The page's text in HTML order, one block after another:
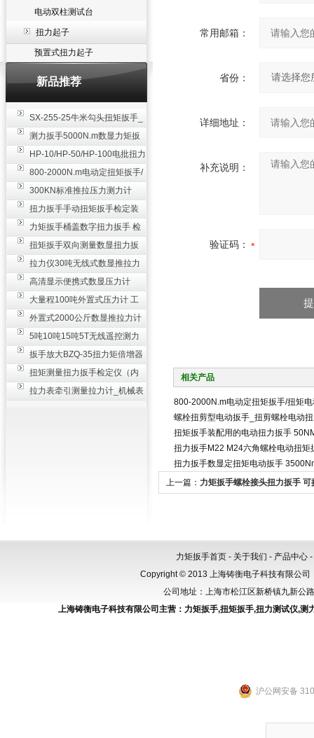
电动双柱测试台
扭力起子
预置式扭力起子
新品推荐
SX-255-25牛米勾头扭矩扳手_
螺栓紧固扭力扳手
测力扳手5000N.m数显力矩扳
手 非标扭力扳手工业级
HP-10/HP-50/HP-100电批扭力
测试仪,测量仪
800-2000N.m电动定扭矩扳手/
扭矩电动扳手
300KN标准推拉压力测力计
_0.3级数显压力仪
扭力扳手手动扭矩扳手检定装
置 50-100N扳手测量仪器
力矩扳手桶盖数字扭力扳手 检
测瓶盖拧紧扭矩工具
扭矩扳手双向测量数显扭力扳
手 2000N,m力矩扳手价格
拉力仪30吨无线式数显推拉力
计 数字显示测力计80T
高清显示便携式数显压力计
300N500n_手持电子测力计
大量程100吨外置式压力计 工
业用数显测力计价格
外置式2000公斤数显推拉力计
_数字拉力压力测试仪
5吨10吨15吨5T无线遥控测力
计_带遥控电子拉力计数显式
扳手放大BZQ-35扭力矩倍增器
_3500牛米扭力倍力器仪
扭矩测量扭力扳手检定仪（内
置打印） 扭矩检验仪器
拉力表牵引测量拉力计_机械表
常用邮箱：
省份：
详细地址：
补充说明：
验证码：
相关产品
800-2000N.m电动定扭矩扳手/扭矩
螺栓扭剪型电动扳手_扭剪螺栓电动
扭矩扳手装配用的电动扭力扳手
扭力扳手M22 M24六角螺栓电动扭矩
扭力扳手数显定扭矩电动扳手
上一篇： 力矩扳手螺栓接头扭力扳手
力矩扳手首页 - 关于我们 - 产品中心 -
Copyright © 2013 上海铸衡电子科技有限公
公司地址：上海市松江区新桥镇九新
上海铸衡电子科技有限公司主营： 力矩扳手,扭矩扳手,扭力测试仪,测
沪公网安备